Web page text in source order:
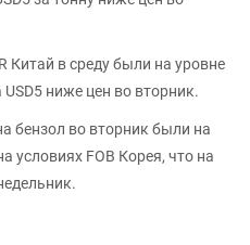
Китай в среду были на уровне
USD5 ниже цен во вторник.
бензол во вторник были на
условиях FOB Корея, что на